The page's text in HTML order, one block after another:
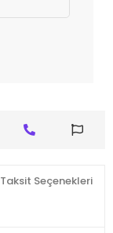
Taksit Seçenekleri